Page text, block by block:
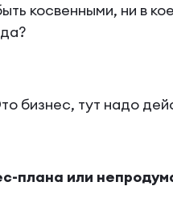
косвенными, ни в
тут надо
плана или